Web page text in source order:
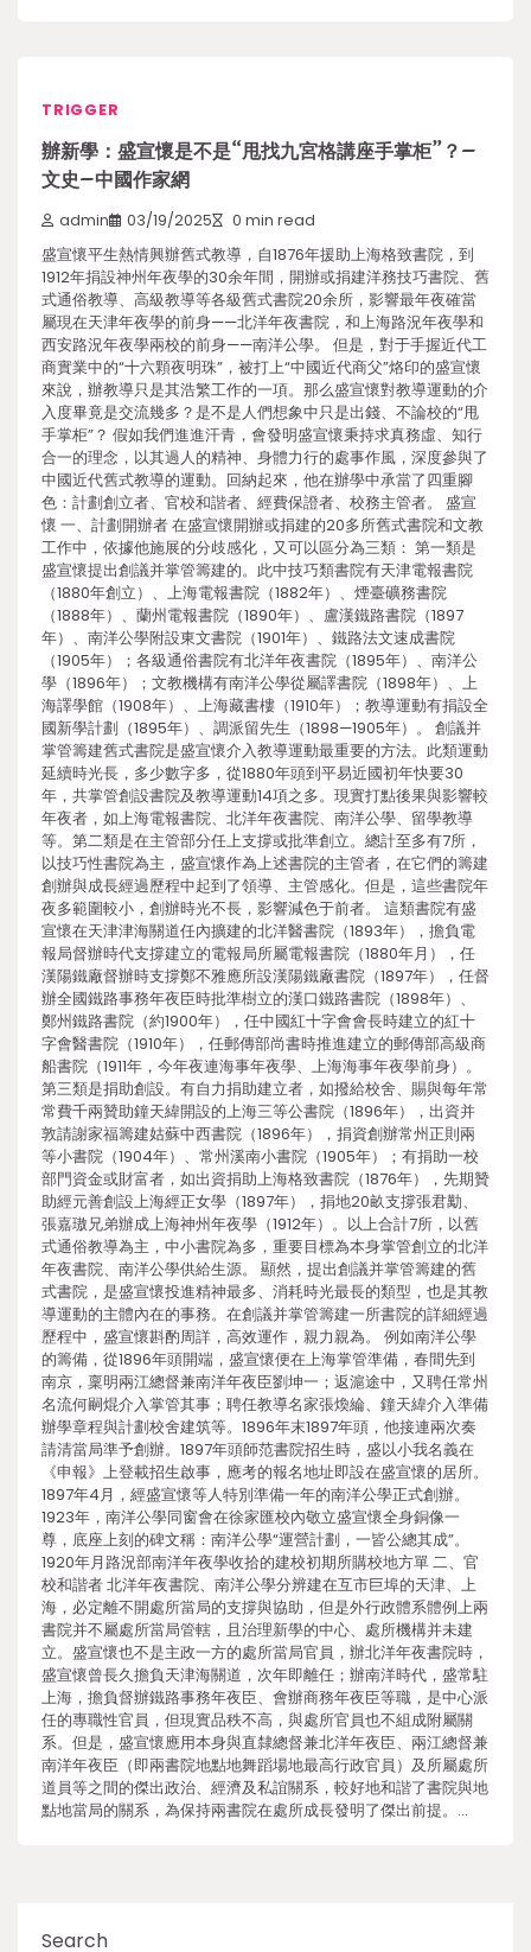
TRIGGER
辦新學：盛宣懷是不是“甩找九宮格講座手掌柜”？–
文史–中國作家網
admin 03/19/2025 0 min read
盛宣懷平生熱情興辦舊式教導，自1876年援助上海格致書院，到
1912年捐設神州年夜學的30余年間，開辦或捐建洋務技巧書院、舊
式通俗教導、高級教導等各級舊式書院20余所，影響最年夜確當
屬現在天津年夜學的前身——北洋年夜書院，和上海路況年夜學和
西安路況年夜學兩校的前身——南洋公學。 但是，對于手握近代工
商實業中的“十六顆夜明珠”，被打上“中國近代商父”烙印的盛宣懷
來說，辦教導只是其浩繁工作的一項。那么盛宣懷對教導運動的介
入度畢竟是交流幾多？是不是人們想象中只是出錢、不論校的“甩
手掌柜”？ 假如我們進進汗青，會發明盛宣懷秉持求真務虛、知行
合一的理念，以其過人的精神、身體力行的處事作風，深度參與了
中國近代舊式教導的運動。回納起來，他在辦學中承當了四重腳
色：計劃創立者、官校和諧者、經費保證者、校務主管者。 盛宣
懷 一、計劃開辦者 在盛宣懷開辦或捐建的20多所舊式書院和文教
工作中，依據他施展的分歧感化，又可以區分為三類： 第一類是
盛宣懷提出創議并掌管籌建的。此中技巧類書院有天津電報書院
（1880年創立）、上海電報書院（1882年）、煙臺礦務書院
（1888年）、蘭州電報書院（1890年）、盧漢鐵路書院（1897
年）、南洋公學附設東文書院（1901年）、鐵路法文速成書院
（1905年）；各級通俗書院有北洋年夜書院（1895年）、南洋公
學（1896年）；文教機構有南洋公學從屬譯書院（1898年）、上
海譯學館（1908年）、上海藏書樓（1910年）；教導運動有捐設全
國新學計劃（1895年）、調派留先生（1898—1905年）。 創議并
掌管籌建舊式書院是盛宣懷介入教導運動最重要的方法。此類運動
延續時光長，多少數字多，從1880年頭到平易近國初年快要30
年，共掌管創設書院及教導運動14項之多。現實打點後果與影響較
年夜者，如上海電報書院、北洋年夜書院、南洋公學、留學教導
等。第二類是在主管部分任上支撐或批準創立。總計至多有7所，
以技巧性書院為主，盛宣懷作為上述書院的主管者，在它們的籌建
創辦與成長經過歷程中起到了領導、主管感化。但是，這些書院年
夜多範圍較小，創辦時光不長，影響減色于前者。 這類書院有盛
宣懷在天津津海關道任內擴建的北洋醫書院（1893年），擔負電
報局督辦時代支撐建立的電報局所屬電報書院（1880年月），任
漢陽鐵廠督辦時支撐鄭不雅應所設漢陽鐵廠書院（1897年），任督
辦全國鐵路事務年夜臣時批準樹立的漢口鐵路書院（1898年）、
鄭州鐵路書院（約1900年），任中國紅十字會會長時建立的紅十
字會醫書院（1910年），任郵傳部尚書時推進建立的郵傳部高級商
船書院（1911年，今年夜連海事年夜學、上海海事年夜學前身）。
第三類是捐助創設。有自力捐助建立者，如撥給校舍、賜與每年常
常費千兩贊助鐘天緯開設的上海三等公書院（1896年），出資并
敦請謝家福籌建姑蘇中西書院（1896年），捐資創辦常州正則兩
等小書院（1904年）、常州溪南小書院（1905年）；有捐助一校
部門資金或財富者，如出資捐助上海格致書院（1876年），先期贊
助經元善創設上海經正女學（1897年），捐地20畝支撐張君勱、
張嘉璈兄弟辦成上海神州年夜學（1912年）。以上合計7所，以舊
式通俗教導為主，中小書院為多，重要目標為本身掌管創立的北洋
年夜書院、南洋公學供給生源。 顯然，提出創議并掌管籌建的舊
式書院，是盛宣懷投進精神最多、消耗時光最長的類型，也是其教
導運動的主體內在的事務。在創議并掌管籌建一所書院的詳細經過
歷程中，盛宣懷斟酌周詳，高效運作，親力親為。 例如南洋公學
的籌備，從1896年頭開端，盛宣懷便在上海掌管準備，春間先到
南京，稟明兩江總督兼南洋年夜臣劉坤一；返滬途中，又聘任常州
名流何嗣焜介入掌管其事；聘任教導名家張煥綸、鐘天緯介入準備
辦學章程與計劃校舍建筑等。1896年末1897年頭，他接連兩次奏
請清當局準予創辦。1897年頭師范書院招生時，盛以小我名義在
《申報》上登載招生啟事，應考的報名地址即設在盛宣懷的居所。
1897年4月，經盛宣懷等人特別準備一年的南洋公學正式創辦。
1923年，南洋公學同窗會在徐家匯校內敬立盛宣懷全身銅像一
尊，底座上刻的碑文稱：南洋公學“運營計劃，一皆公總其成”。
1920年月路況部南洋年夜學收拾的建校初期所購校地方單 二、官
校和諧者 北洋年夜書院、南洋公學分辨建在互市巨埠的天津、上
海，必定離不開處所當局的支撐與協助，但是外行政體系體例上兩
書院并不屬處所當局管轄，且治理新學的中心、處所機構并未建
立。盛宣懷也不是主政一方的處所當局官員，辦北洋年夜書院時，
盛宣懷曾長久擔負天津海關道，次年即離任；辦南洋時代，盛常駐
上海，擔負督辦鐵路事務年夜臣、會辦商務年夜臣等職，是中心派
任的專職性官員，但現實品秩不高，與處所官員也不組成附屬關
系。但是，盛宣懷應用本身與直隸總督兼北洋年夜臣、兩江總督兼
南洋年夜臣（即兩書院地點地舞蹈場地最高行政官員）及所屬處所
道員等之間的傑出政治、經濟及私誼關系，較好地和諧了書院與地
點地當局的關系，為保持兩書院在處所成長發明了傑出前提。…
Search